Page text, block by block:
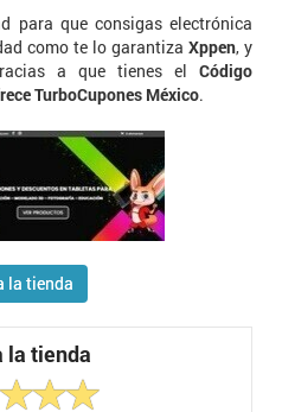
para que consigas electrónica
como te lo garantiza Xppen, y
a que tienes el Código
TurboCupones México.
la tienda
la tienda